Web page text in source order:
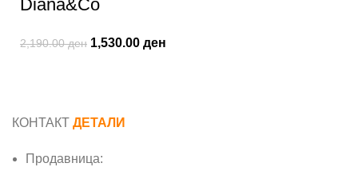
Diana&Co
2,190.00ден 1,530.00 ден
КОНТАКТ ДЕТАЛИ
Продавница: